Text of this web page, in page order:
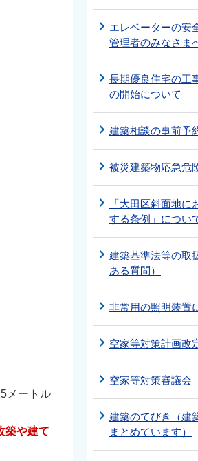
メートル
築や建て
エレベーターの安
管理者のみなさま
長期優良住宅の工
の開始について
建築相談の事前予
被災建築物応急危
「大田区斜面地
する条例」につい
建築基準法等の取
ある質問）
非常用の照明装置
空家等対策計画改
空家等対策審議会
建築のてびき（建
まとめています）